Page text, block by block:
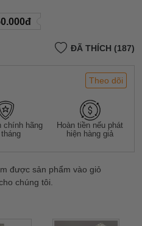
ĐÃ THÍCH (187)
Theo dõi
chính hãng
tháng
Hoàn tiền nếu phát
hiện hàng giả
được sản phẩm vào giỏ
chúng tôi.